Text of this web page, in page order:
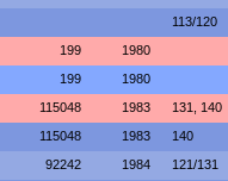
113/120
199 1980
199 1980
115048 1983 131, 140
115048 1983 140
92242 1984 121/131